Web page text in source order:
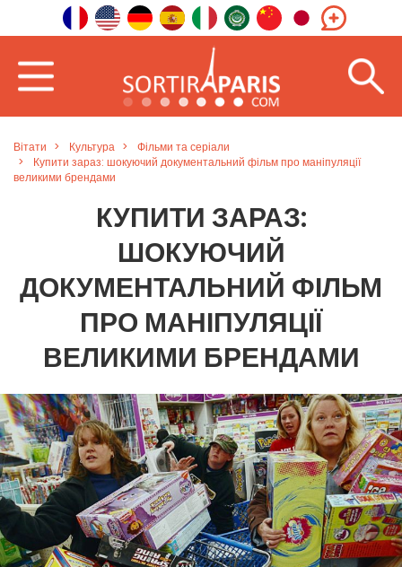
Вітати Культура
Фільми та серіали
Купити зараз: шокуючий документальний фільм про маніпуляції
великими брендами
КУПИТИ ЗАРАЗ:
ШОКУЮЧИЙ
ДОКУМЕНТАЛЬНИЙ ФІЛЬМ
ПРО МАНІПУЛЯЦІЇ
ВЕЛИКИМИ БРЕНДАМИ